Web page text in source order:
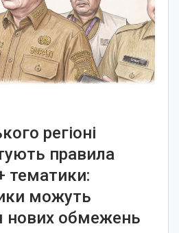
регіоні
правила
тематики:
можуть
нових обмежень